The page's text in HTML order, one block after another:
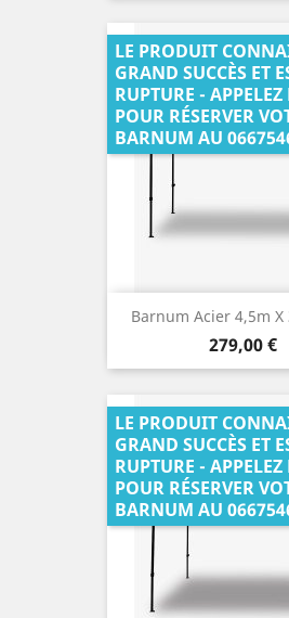
Barnum Acier 4,5m X
Prix
279,00 €
LE PRODUIT
GRAND SUCCÈS ET
RUPTURE -
POUR RÉSERVER
BARNUM AU
LE PRODUIT
GRAND SUCCÈS ET
RUPTURE -
POUR RÉSERVER
BARNUM AU